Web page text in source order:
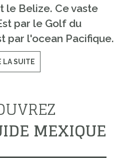
le Belize. Ce vaste
par le Golf du
par l'ocean Pacifique.
LA SUITE
MEXIQUE